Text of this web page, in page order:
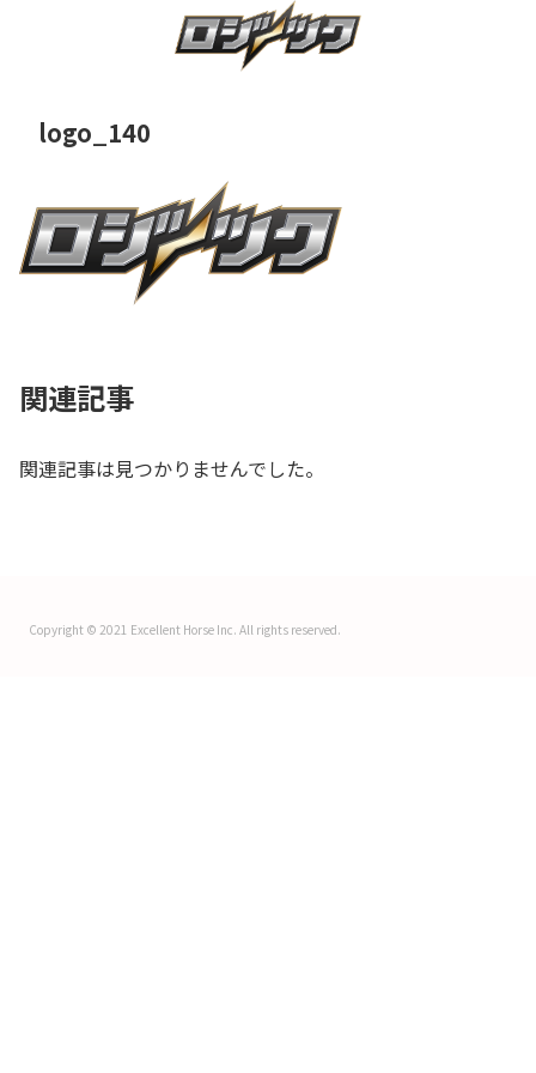
logo_140
関連記事
関連記事は見つかりませんでした。
Copyright © 2021 Excellent Horse Inc. All rights reserved.